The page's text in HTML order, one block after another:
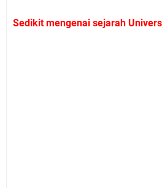
Sedikit mengenai sejarah